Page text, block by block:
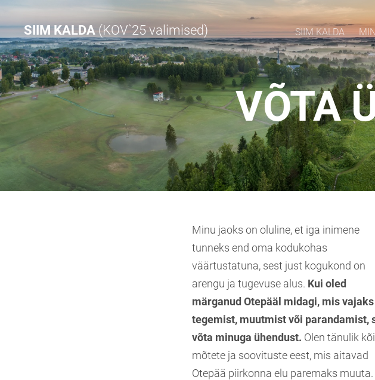
SIIM KALDA(KOV`25 valimised) SIIM KALDA
VÕTA
Minu jaoks on oluline, et iga inimene
tunneks end oma kodukohas
väärtustatuna, sest just kogukond on
arengu ja tugevuse alus. Kui oled
märganud Otepääl midagi, mis vajaks
tegemist, muutmist või parandamist,
võta minuga ühendust. Olen tänulik
mõtete ja soovituste eest, mis aitavad
Otepää piirkonna elu paremaks muuta.